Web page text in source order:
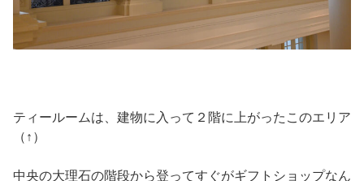
ティールームは、建物に入って２階に上がったこのエリア
（↑）
中央の大理石の階段から登ってすぐがギフトショップなん